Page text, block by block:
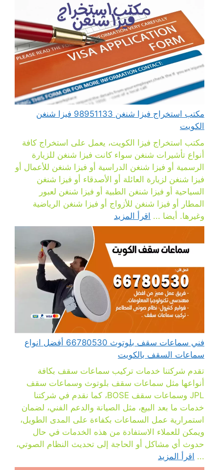
مكتب استخراج فيزا شنغن 98951133 فيزا شنغن
الكويت
مكتب استخراج فيزا الكويت، يعمل على استخراج كافة
أنواع تأشيرات شنغن سواء كانت فيزا شنغن للزيارة
الرسمية أو فيزا شنغن الدراسية أو فيزا شنغن للأعمال أو
فيزا شنغن لزيارة العائلة أو الأصدقاء أو فيزا شنغن
السياحية أو فيزا شنغن الطبية أو فيزا شنغن لعبور
المطار أو فيزا شنغن للأزواج أو فيزا شنغن الرياضية
وغيرها. أيضا ... اقرأ المزيد
فني سماعات سقف بلوتوث 66780530 أفضل انواع
سماعات السقف بالكويت
تقدم شركتنا خدمات تركيب سماعات سقف بكافة
أنواعها مثل سماعات سقف بلوتوث وسماعات سقف
JPL وسماعات سقف BOSE، كما نقدم في شركتنا
خدمات ما بعد البيع، مثل الصيانة والدعم الفني، لضمان
استمرارية عمل السماعات بكفاءة على المدى الطويل،
ويمكن للعملاء الاستفادة من هذه الخدمات في حال
حدوث أي مشاكل أو الحاجة إلى تحديث النظام الصوتي،
... اقرأ المزيد